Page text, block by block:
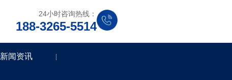
24小时咨询热线：
188-3265-5514
新闻资讯 |